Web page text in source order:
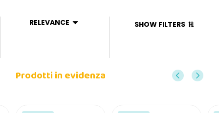
RELEVANCE SHOW FILTERS
Prodotti in evidenza